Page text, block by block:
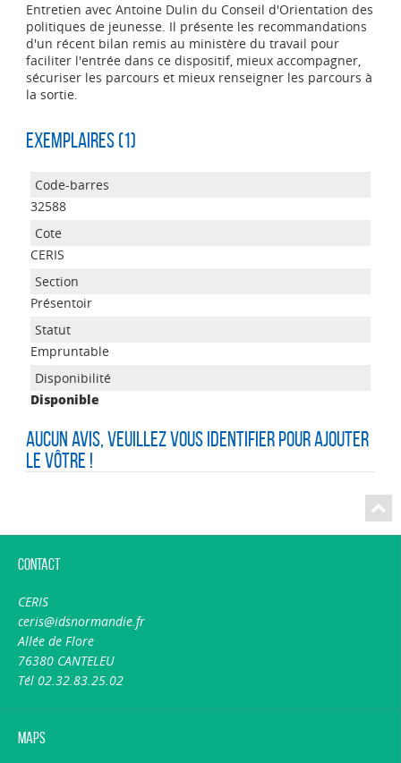
Entretien avec Antoine Dulin du Conseil d'Orientation des
politiques de jeunesse. Il présente les recommandations
d'un récent bilan remis au ministère du travail pour
faciliter l'entrée dans ce dispositif, mieux accompagner,
sécuriser les parcours et mieux renseigner les parcours à
la sortie.
Exemplaires (1)
32588
CERIS
Présentoir
Empruntable
Disponible
Aucun avis, veuillez vous identifier pour ajouter
le vôtre !
Contact
CERIS
ceris@idsnormandie.fr
Allée de Flore
76380 CANTELEU
Tél 02.32.83.25.02
Maps